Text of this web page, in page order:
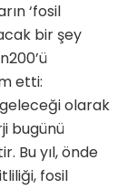
‘fosil
bir şey
etti:
geleceği olarak
bugünü
Bu yıl, önde
fosil